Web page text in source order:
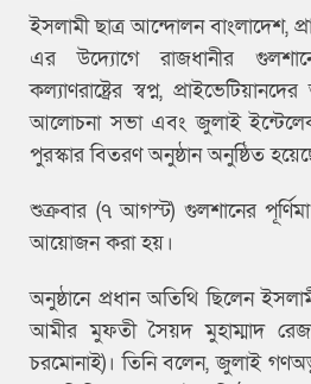
ইসলামী ছাত্র আন্দোলন বাংলাদেশ,
এর উদ্যোগে রাজধানীর
কল্যাণরাষ্ট্রের স্বপ্ন,
আলোচনা সভা এবং জুলাই
পুরস্কার বিতরণ অনুষ্ঠান অনুষ্ঠিত
শুক্রবার (৭ আগস্ট) গুলশানের
আয়োজন করা হয়।
অনুষ্ঠানে প্রধান অতিথি ছিলেন
আমীর মুফতী সৈয়দ মুহাম্মাদ
চরমোনাই)। তিনি বলেন, জুলাই